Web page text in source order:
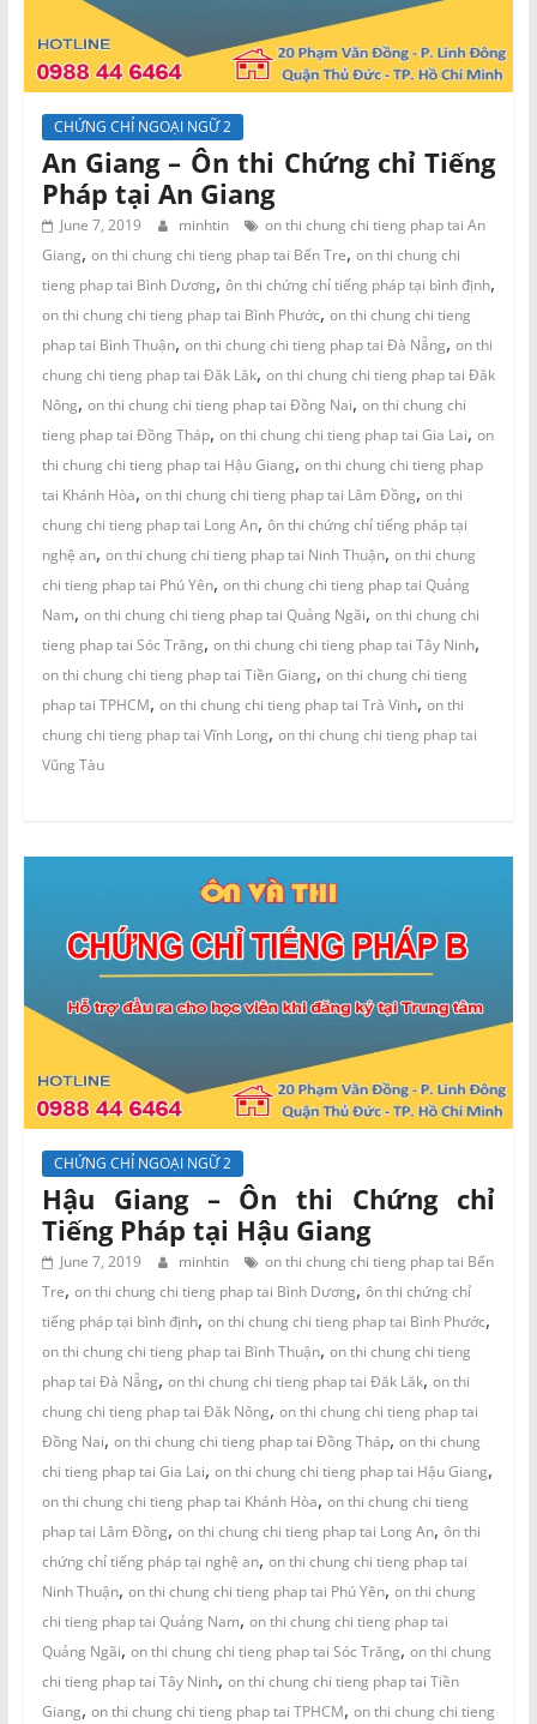
CHỨNG CHỈ NGOẠI NGỮ 2
An Giang – Ôn thi Chứng chỉ Tiếng
Pháp tại An Giang
June 7, 2019 minhtin
on thi chung chi tieng phap tai An
Giang, on thi chung chi tieng phap tai Bến Tre, on thi chung chi
tieng phap tai Bình Dương, ôn thi chứng chỉ tiếng pháp tại bình định,
on thi chung chi tieng phap tai Bình Phước, on thi chung chi tieng
phap tai Bình Thuận, on thi chung chi tieng phap tai Đà Nẵng, on thi
chung chi tieng phap tai Đăk Lăk, on thi chung chi tieng phap tai Đăk
Nông, on thi chung chi tieng phap tai Đồng Nai, on thi chung chi
tieng phap tai Đồng Tháp, on thi chung chi tieng phap tai Gia Lai, on
thi chung chi tieng phap tai Hậu Giang, on thi chung chi tieng phap
tai Khánh Hòa, on thi chung chi tieng phap tai Lâm Đồng, on thi
chung chi tieng phap tai Long An, ôn thi chứng chỉ tiếng pháp tại
nghệ an, on thi chung chi tieng phap tai Ninh Thuận, on thi chung
chi tieng phap tai Phú Yên, on thi chung chi tieng phap tai Quảng
Nam, on thi chung chi tieng phap tai Quảng Ngãi, on thi chung chi
tieng phap tai Sóc Trăng, on thi chung chi tieng phap tai Tây Ninh,
on thi chung chi tieng phap tai Tiền Giang, on thi chung chi tieng
phap tai TPHCM, on thi chung chi tieng phap tai Trà Vinh, on thi
chung chi tieng phap tai Vĩnh Long, on thi chung chi tieng phap tai
Vũng Tàu
CHỨNG CHỈ NGOẠI NGỮ 2
Hậu Giang – Ôn thi Chứng chỉ
Tiếng Pháp tại Hậu Giang
June 7, 2019 minhtin
on thi chung chi tieng phap tai Bến
Tre, on thi chung chi tieng phap tai Bình Dương, ôn thi chứng chỉ
tiếng pháp tại bình định, on thi chung chi tieng phap tai Bình Phước,
on thi chung chi tieng phap tai Bình Thuận, on thi chung chi tieng
phap tai Đà Nẵng, on thi chung chi tieng phap tai Đăk Lăk, on thi
chung chi tieng phap tai Đăk Nông, on thi chung chi tieng phap tai
Đồng Nai, on thi chung chi tieng phap tai Đồng Tháp, on thi chung
chi tieng phap tai Gia Lai, on thi chung chi tieng phap tai Hậu Giang,
on thi chung chi tieng phap tai Khánh Hòa, on thi chung chi tieng
phap tai Lâm Đồng, on thi chung chi tieng phap tai Long An, ôn thi
chứng chỉ tiếng pháp tại nghệ an, on thi chung chi tieng phap tai
Ninh Thuận, on thi chung chi tieng phap tai Phú Yên, on thi chung
chi tieng phap tai Quảng Nam, on thi chung chi tieng phap tai
Quảng Ngãi, on thi chung chi tieng phap tai Sóc Trăng, on thi chung
chi tieng phap tai Tây Ninh, on thi chung chi tieng phap tai Tiền
Giang, on thi chung chi tieng phap tai TPHCM, on thi chung chi tieng